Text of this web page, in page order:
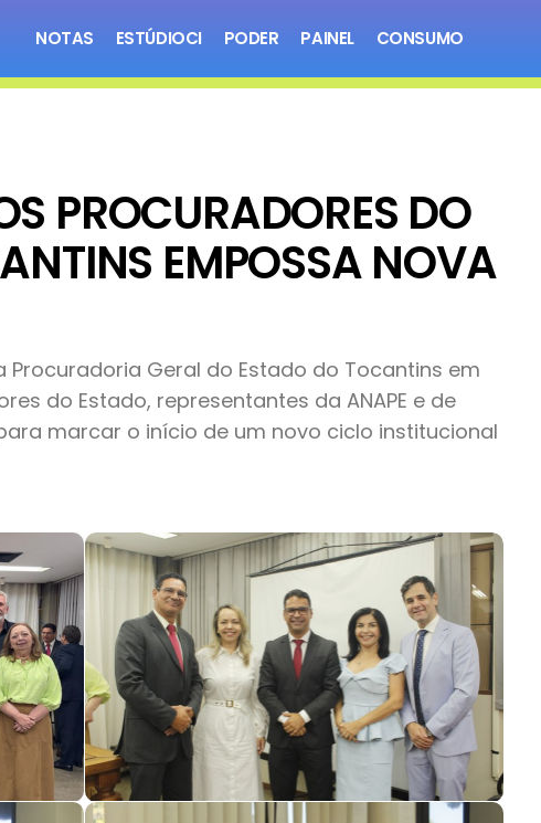
NOTAS ESTÚDIOCI PODER PAINEL CONSUMO
PROCURADORES DO
EMPOSSA NOVA
Geral do Estado do Tocantins em
do Estado, representantes da ANAPE e de
marcar o início de um novo ciclo institucional